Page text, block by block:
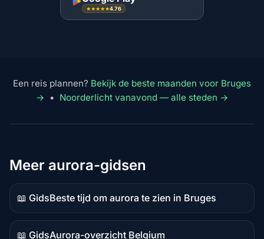
★★★★★4.76
Een reis plannen? Bekijk de beste maanden voor Bruges
→
• Noorderlicht vanavond — alle steden →
Meer aurora-gidsen
📖 Gids
Gidsinhoud
Beste tijd om aurora te zien in Bruges
📖 GidsAurora-overzicht Belgium